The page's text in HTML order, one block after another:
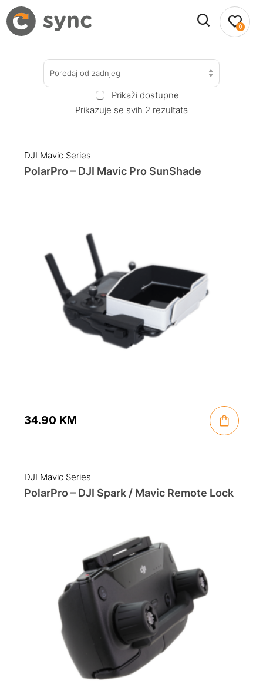
0
Poredaj od zadnjeg
Prikaži dostupne
Prikazuje se svih 2 rezultata
DJI Mavic Series
PolarPro – DJI Mavic Pro SunShade
34.90 KM
DJI Mavic Series
PolarPro – DJI Spark / Mavic Remote Lock